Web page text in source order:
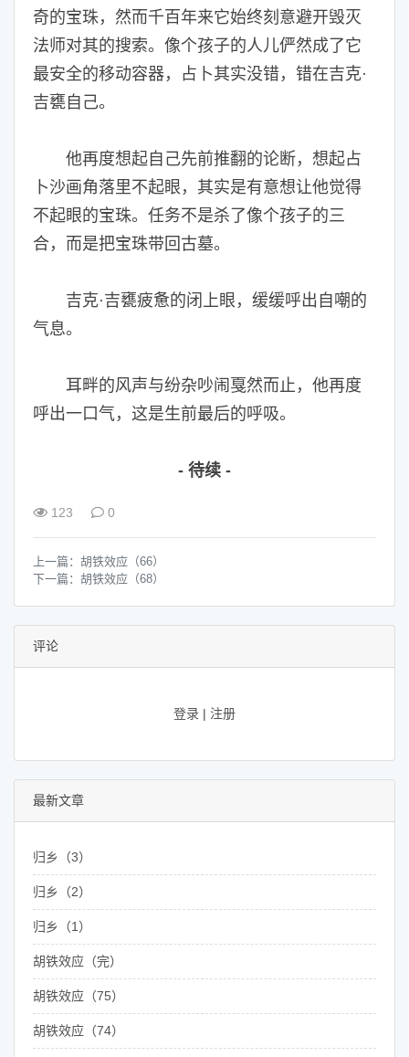
奇的宝珠，然而千百年来它始终刻意避开毁灭
法师对其的搜索。像个孩子的人儿俨然成了它
最安全的移动容器，占卜其实没错，错在吉克·
吉甕自己。
他再度想起自己先前推翻的论断，想起占
卜沙画角落里不起眼，其实是有意想让他觉得
不起眼的宝珠。任务不是杀了像个孩子的三
合，而是把宝珠带回古墓。
吉克·吉甕疲惫的闭上眼，缓缓呼出自嘲的
气息。
耳畔的风声与纷杂吵闹戛然而止，他再度
呼出一口气，这是生前最后的呼吸。
- 待续 -
123 0
上一篇： 胡铁效应（66）
下一篇： 胡铁效应（68）
评论
登录 | 注册
最新文章
归乡（3）
归乡（2）
归乡（1）
胡铁效应（完）
胡铁效应（75）
胡铁效应（74）